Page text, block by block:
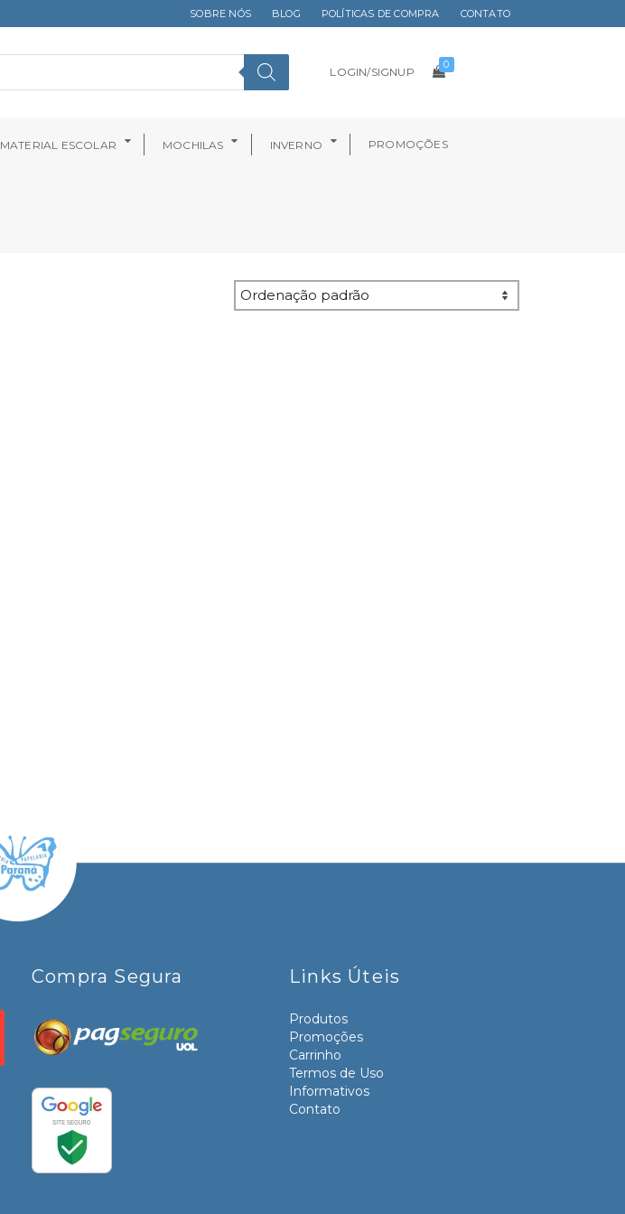
SOBRE NÓS BLOG POLÍTICAS DE COMPRA CONTATO
LOGIN/SIGNUP
0
MATERIAL ESCOLAR MOCHILAS INVERNO PROMOÇÕES
Compra Segura Links Úteis
Produtos
Promoções
Carrinho
Termos de Uso
Informativos
Contato